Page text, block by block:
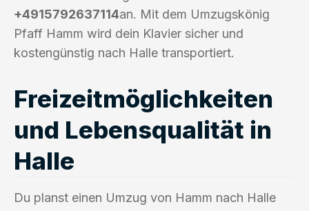
+4915792637114an. Mit dem Umzugskönig
Pfaff Hamm wird dein Klavier sicher und
kostengünstig nach Halle transportiert.
Freizeitmöglichkeiten
und Lebensqualität in
Halle
Du planst einen Umzug von Hamm nach Halle